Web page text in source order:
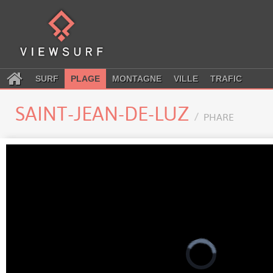
SURF PLAGE MONTAGNE VILLE TRAFIC
SAINT-JEAN-DE-LUZ PHARE